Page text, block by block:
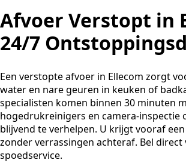
Afvoer Verstopt in
24/7
Een verstopte afvoer in Ellecom zorgt
water en nare geuren in keuken of
specialisten komen binnen 30 minuten
hogedrukreinigers en camera-inspectie
blijvend te verhelpen. U krijgt vooraf
zonder verrassingen achteraf. Bel direct
spoedservice.